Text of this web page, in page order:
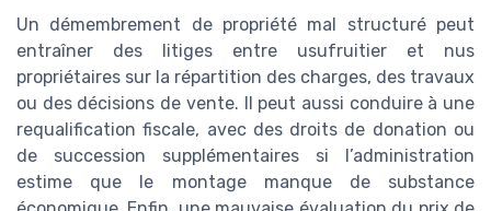
Un démembrement de propriété mal structuré peut
entraîner des litiges entre usufruitier et nus
propriétaires sur la répartition des charges, des travaux
ou des décisions de vente. Il peut aussi conduire à une
requalification fiscale, avec des droits de donation ou
de succession supplémentaires si l’administration
estime que le montage manque de substance